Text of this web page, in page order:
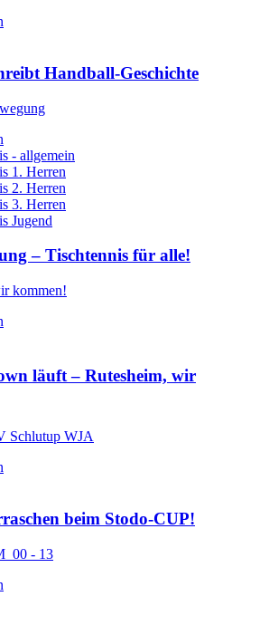
Handball-Geschichte
- allgemein
1. Herren
2. Herren
3. Herren
Jugend
– Tischtennis für alle!
läuft – Rutesheim, wir
beim Stodo-CUP!